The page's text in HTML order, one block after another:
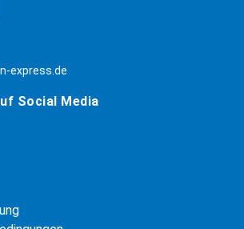
express.de
Social Media